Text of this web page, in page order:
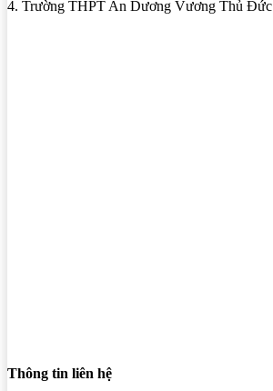
4. Trường THPT An Dương Vương Thủ Đức
Thông tin liên hệ